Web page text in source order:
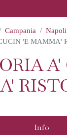
Campania Napoli
'E MAMMA'
A'
Info